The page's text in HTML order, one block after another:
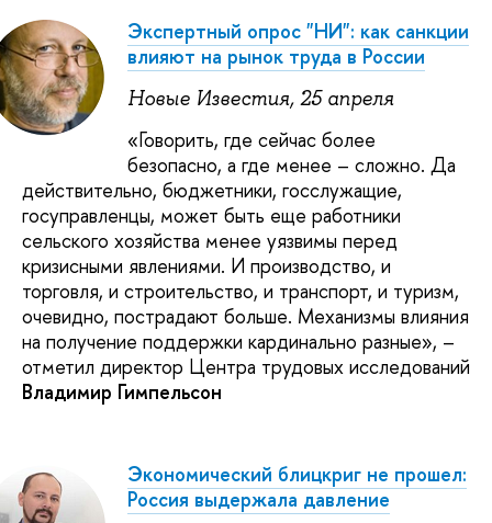
Экспертный опрос "НИ": как санкции
влияют на рынок труда в России
Новые Известия, 25 апреля
«Говорить, где сейчас более
безопасно, а где менее – сложно. Да
действительно, бюджетники, госслужащие,
госуправленцы, может быть еще работники
сельского хозяйства менее уязвимы перед
кризисными явлениями. И производство, и
торговля, и строительство, и транспорт, и туризм,
очевидно, пострадают больше. Механизмы влияния
на получение поддержки кардинально разные», –
отметил директор Центра трудовых исследований
Владимир Гимпельсон
Экономический блицкриг не прошел:
Россия выдержала давление